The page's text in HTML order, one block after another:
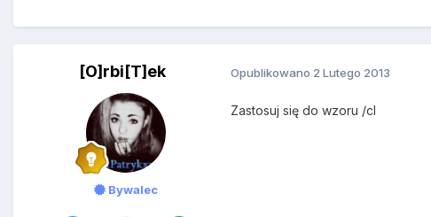
[O]rbi[T]ek
Bywalec
Opublikowano 2 Lutego 2013
Zastosuj się do wzoru /cl